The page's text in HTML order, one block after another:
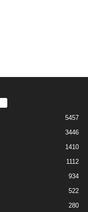
5457
3446
1410
1112
934
522
280